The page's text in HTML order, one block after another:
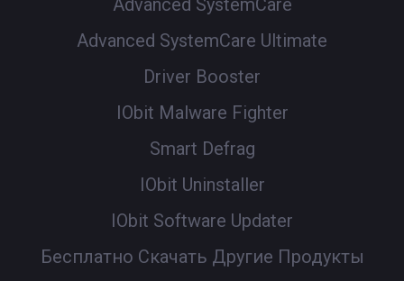
Advanced SystemCare
Advanced SystemCare Ultimate
Driver Booster
IObit Malware Fighter
Smart Defrag
IObit Uninstaller
IObit Software Updater
Бесплатно Скачать Другие Продукты